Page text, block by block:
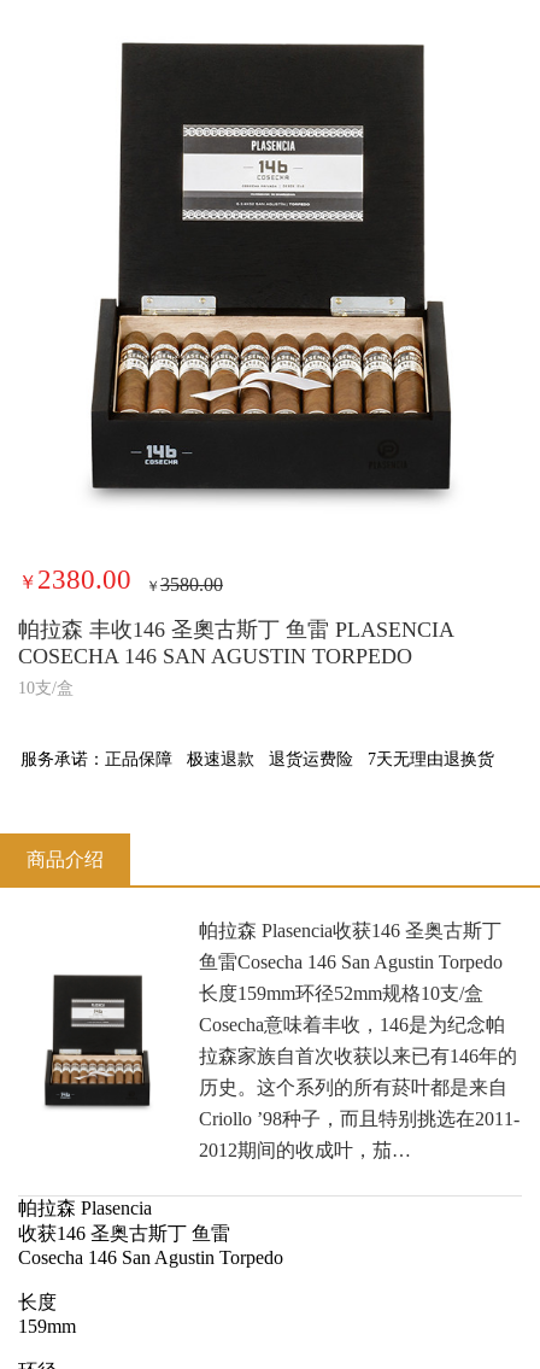
￥ 2380.00 ￥3580.00
帕拉森 丰收146 圣奧古斯丁 鱼雷 PLASENCIA
COSECHA 146 SAN AGUSTIN TORPEDO
10支/盒
服务承诺： 正品保障 极速退款 退货运费险 7天无理由退换货
商品介绍
帕拉森 Plasencia收获146 圣奥古斯丁
鱼雷Cosecha 146 San Agustin Torpedo
长度159mm环径52mm规格10支/盒
Cosecha意味着丰收，146是为纪念帕
拉森家族自首次收获以来已有146年的
历史。这个系列的所有菸叶都是来自
Criollo ’98种子，而且特别挑选在2011-
2012期间的收成叶，茄…
帕拉森 Plasencia
收获146 圣奥古斯丁 鱼雷
Cosecha 146 San Agustin Torpedo
长度
159mm